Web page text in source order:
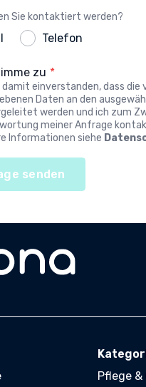
Sie kontaktiert werden?
Telefon
zu *
damit einverstanden, dass die
Daten an den
werden und ich zum
meiner Anfrage
Informationen siehe
senden
Pflege